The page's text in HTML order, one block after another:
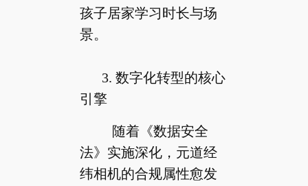
孩子居家学习时长与场
景。
3. 数字化转型的核心
引擎
随着《数据安全
法》实施深化，元道经
纬相机的合规属性愈发